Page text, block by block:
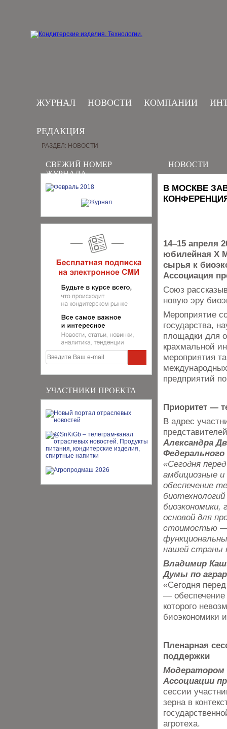
ЖУРНАЛ НОВОСТИ КОМПАНИИ
РЕДАКЦИЯ
СВЕЖИЙ НОМЕР
ЖУРНАЛА
УЧАСТНИКИ ПРОЕКТА
РАЗДЕЛ: НОВОСТИ
НОВОСТИ
В МОСКВЕ
14–15 апреля
юбилейная Х
сырья к
Ассоциация
Союз
новую эру
Мероприятие
государства,
площадки для
крахмальной
мероприятия
предприятий
Приоритет —
В адрес
Александра
«Сегодня
амбициозные
обеспечение
биоэкономики,
основой для
стоимостью —
нашей страны
Владимир
Думы по
«Сегодня
— обеспечение
которого
биоэкономики
Пленарная
поддержки
Модератором
Ассоциации
сессии
зерна в
агротеха.